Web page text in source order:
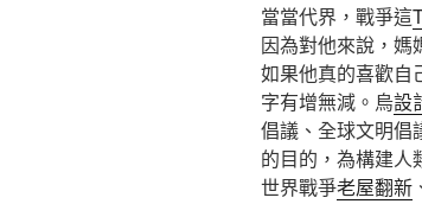
當當代界，戰爭這
因為對他來說，媽
如果他真的喜歡自
字有增無減。烏設
倡議、全球文明倡
的目的，為構建人
世界戰爭老屋翻新